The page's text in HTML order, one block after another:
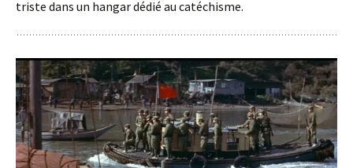
triste dans un hangar dédié au catéchisme.